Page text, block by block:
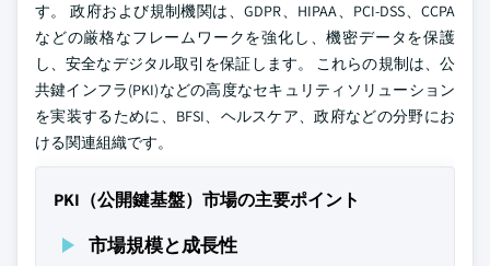
す。 政府および規制機関は、GDPR、HIPAA、PCI-DSS、CCPA
などの厳格なフレームワークを強化し、機密データを保護
し、安全なデジタル取引を保証します。 これらの規制は、公
共鍵インフラ(PKI)などの高度なセキュリティソリューション
を実装するために、BFSI、ヘルスケア、政府などの分野にお
ける関連組織です。
PKI（公開鍵基盤）市場の主要ポイント
市場規模と成長性